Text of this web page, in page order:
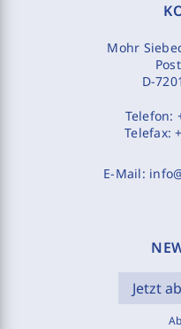
Mohr
D-
Telefon:
Telefax:
E-Mail:
Jetzt